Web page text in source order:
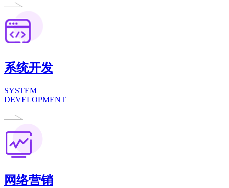
系统开发
SYSTEM
DEVELOPMENT
网络营销